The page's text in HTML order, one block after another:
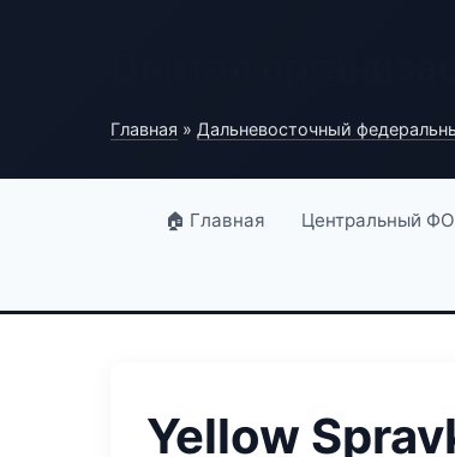
Главная » Дальневосточный
🏠 Главная Центральный ФО
Yellow